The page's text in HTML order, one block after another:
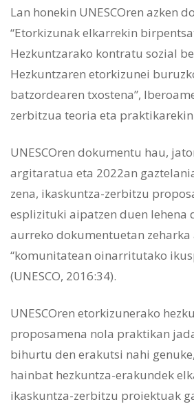
Lan honekin UNESCOren azken
“Etorkizunak elkarrekin
Hezkuntzarako kontratu sozial
Hezkuntzaren etorkizunei
batzordearen txostena”,
zerbitzua teoria eta
UNESCOren dokumentu hau,
argitaratua eta 2022an
zena, ikaskuntza-zerbitzu
esplizituki aipatzen duen lehena
aurreko dokumentuetan zeharka
“komunitatean oinarritutako
(UNESCO, 2016:34).
UNESCOren etorkizunerako
proposamena nola praktikan
bihurtu den erakutsi nahi
hainbat hezkuntza-erakundek
ikaskuntza-zerbitzu proiektuak